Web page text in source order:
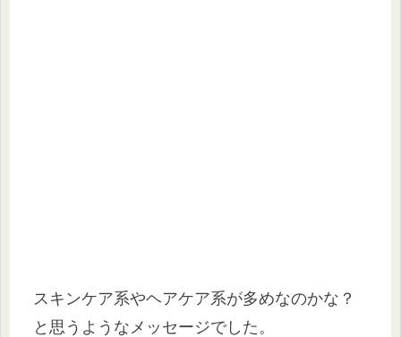
スキンケア系やヘアケア系が多めなのかな？
と思うようなメッセージでした。